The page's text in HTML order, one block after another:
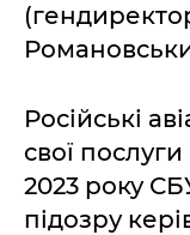
Російські
свої
2023 року
підозру